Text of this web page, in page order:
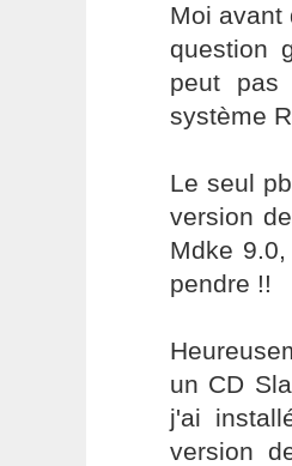
Moi avant
question
peut pas
système
Le seul
version
Mdke
pendre !!
un CD
j'ai
version